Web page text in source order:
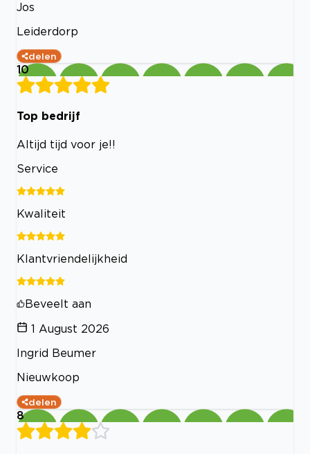
Jos
Leiderdorp
delen
10
Top bedrijf
Altijd tijd voor je!!
Service
Kwaliteit
Klantvriendelijkheid
Beveelt aan
1 August 2026
Ingrid Beumer
Nieuwkoop
delen
8